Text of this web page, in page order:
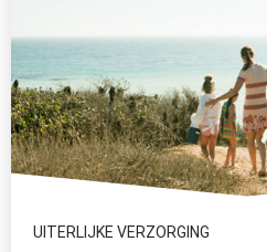
UITERLIJKE VERZORGING